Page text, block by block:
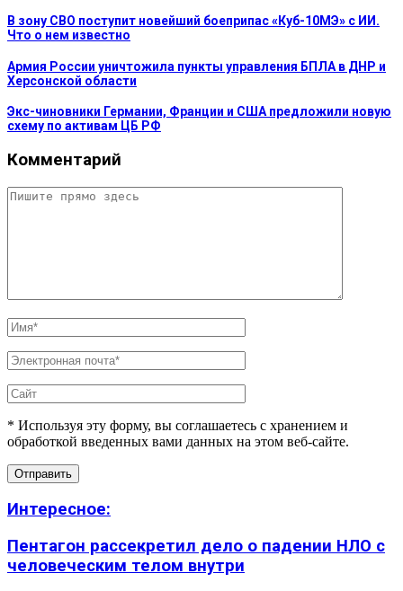
В зону СВО поступит новейший боеприпас «Куб-10МЭ» с ИИ.
Что о нем известно
Армия России уничтожила пункты управления БПЛА в ДНР и
Херсонской области
Экс-чиновники Германии, Франции и США предложили новую
схему по активам ЦБ РФ
Комментарий
* Используя эту форму, вы соглашаетесь с хранением и
обработкой введенных вами данных на этом веб-сайте.
Интересное:
Пентагон рассекретил дело о падении НЛО с
человеческим телом внутри